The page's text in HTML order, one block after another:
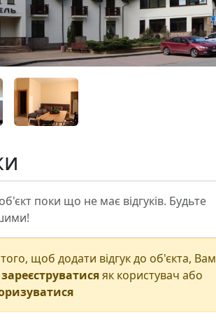
поки що не має відгуків. Будьте
щоб додати відгук до об'єкта, Вам
зареєструватисяяк користувач або